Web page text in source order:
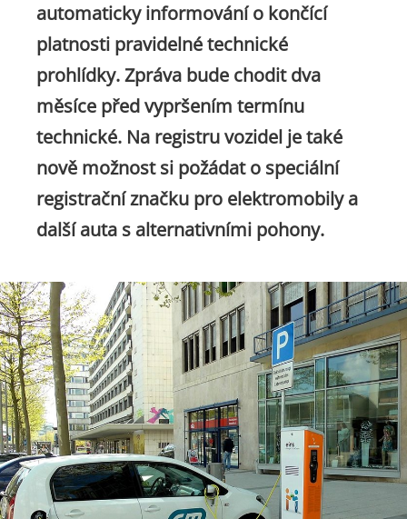
automaticky informování o končící
platnosti pravidelné technické
prohlídky. Zpráva bude chodit dva
měsíce před vypršením termínu
technické. Na registru vozidel je také
nově možnost si požádat o speciální
registrační značku pro elektromobily a
další auta s alternativními pohony.